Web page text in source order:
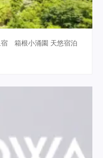
宿 箱根小涌園 天悠宿泊